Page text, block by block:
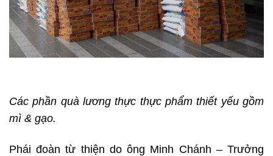
Các phần quà lương thực thực phẩm thiết yếu gồm
mì & gạo.
Phái đoàn từ thiện do ông Minh Chánh – Trưởng